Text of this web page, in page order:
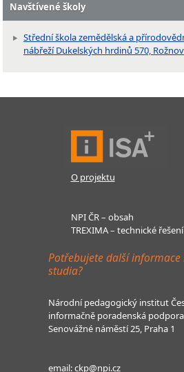
Navštívené školy
Střední škola zemědělská a
nábřeží Dukelských hrdinů 570,
O projektu
NPI ČR – obsah
TREXIMA – technické řešení
Potřebujete další informace
studia?
Národní pedagogický institut
informačně poradenská podpora
Senovážné náměstí 25, Praha 1
email:ckp@npi.cz